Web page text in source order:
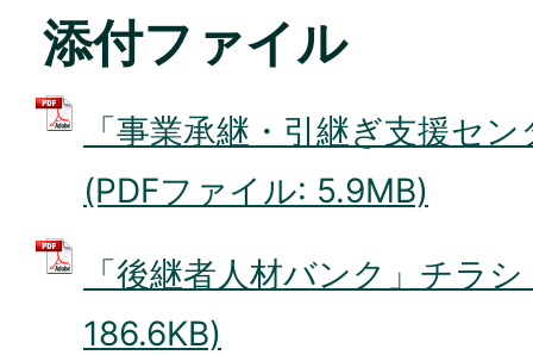
添付ファイル
「事業承継・引継ぎ支援セ
(PDFファイル: 5.9MB)
「後継者人材バンク」チラ
186.6KB)